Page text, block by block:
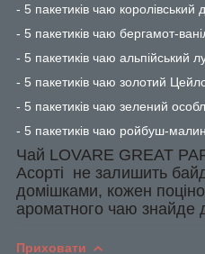
- 5 пакетиків чаю королівський
- 5 пакетиків чаю бергамот-
- 5 пакетиків чаю альпійський
- 5 пакетиків чаю золотий
- 5 пакетиків чаю зелений
- 5 пакетиків чаю ройбуш-
Чай LOVARE GREAT
Асорті не залишить
домішками, кожен
ароматного чаю знайде
Приховати